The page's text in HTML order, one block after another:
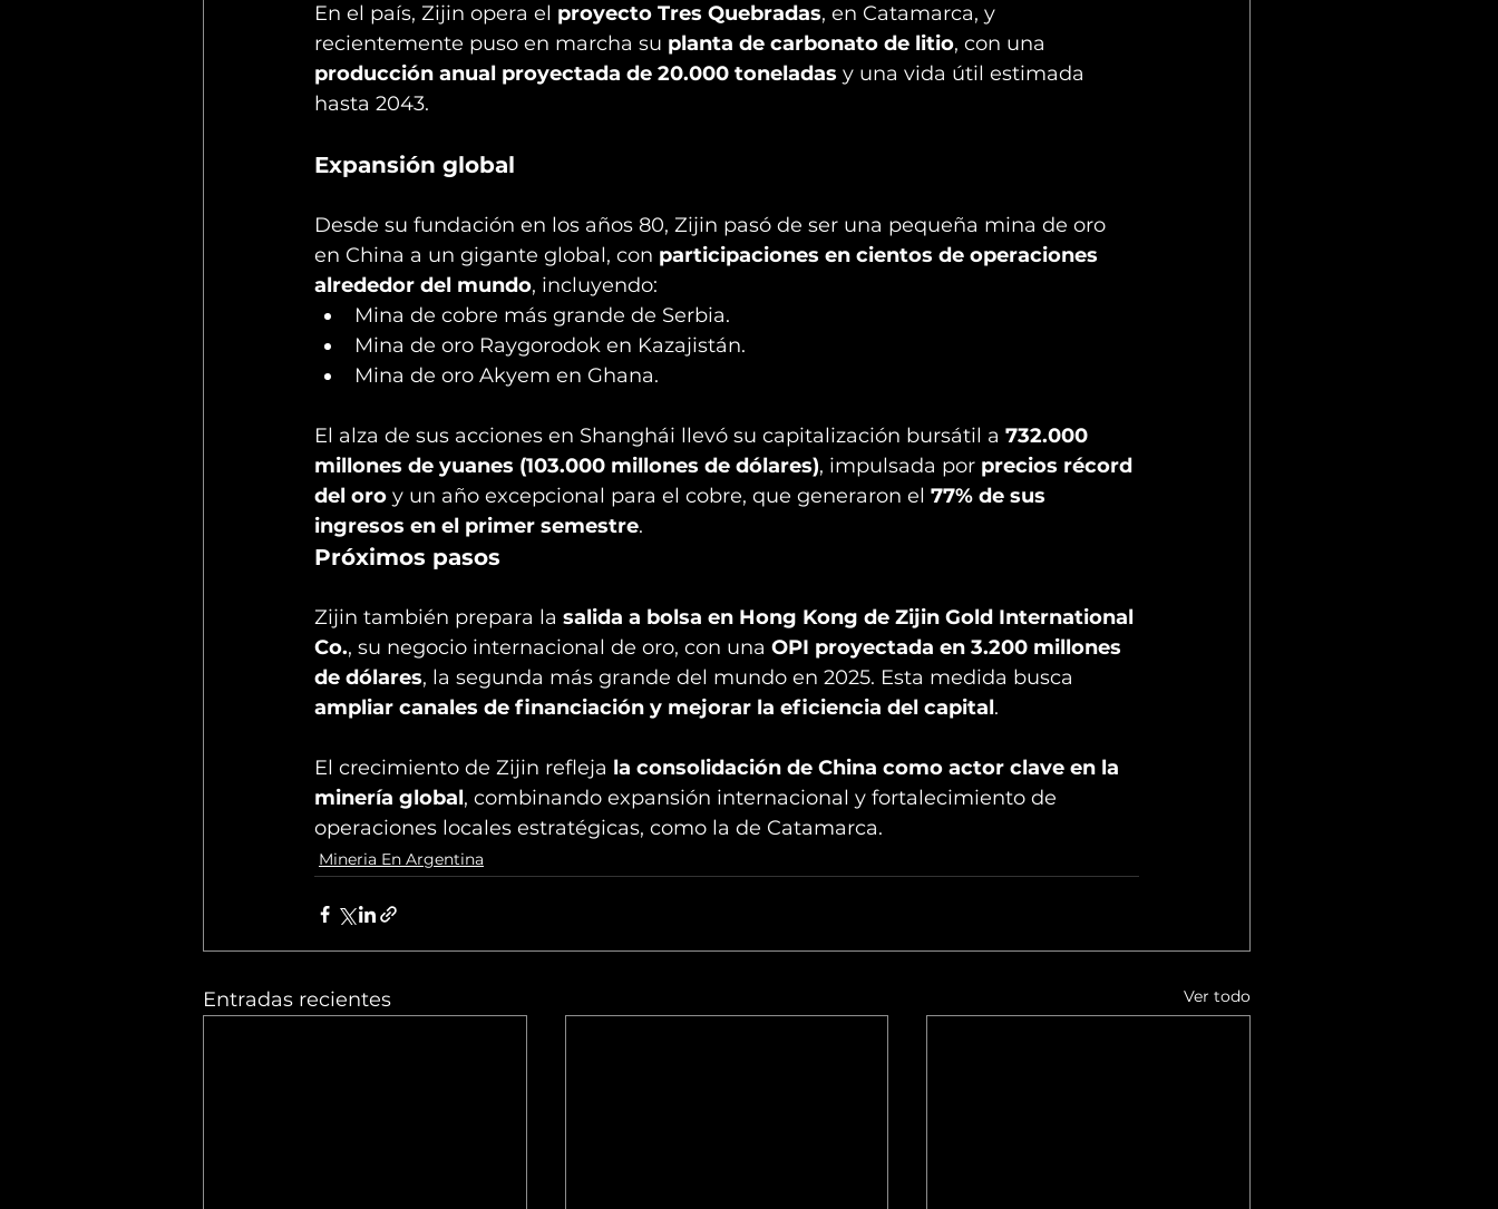
En el país, Zijin opera el proyecto Tres Quebradas, en Catamarca, y
recientemente puso en marcha su planta de carbonato de litio, con una
producción anual proyectada de 20.000 toneladas y una vida útil estimada
hasta 2043.
Expansión global
Desde su fundación en los años 80, Zijin pasó de ser una pequeña mina de oro
en China a un gigante global, con participaciones en cientos de operaciones
alrededor del mundo, incluyendo:
Mina de cobre más grande de Serbia.
Mina de oro Raygorodok en Kazajistán.
Mina de oro Akyem en Ghana.
El alza de sus acciones en Shanghái llevó su capitalización bursátil a 732.000
millones de yuanes (103.000 millones de dólares), impulsada por precios récord
del oro y un año excepcional para el cobre, que generaron el 77% de sus
ingresos en el primer semestre.
Próximos pasos
Zijin también prepara la salida a bolsa en Hong Kong de Zijin Gold International
Co., su negocio internacional de oro, con una OPI proyectada en 3.200 millones
de dólares, la segunda más grande del mundo en 2025. Esta medida busca
ampliar canales de financiación y mejorar la eficiencia del capital.
El crecimiento de Zijin refleja la consolidación de China como actor clave en la
minería global, combinando expansión internacional y fortalecimiento de
operaciones locales estratégicas, como la de Catamarca.
Mineria En Argentina
Entradas recientes Ver todo